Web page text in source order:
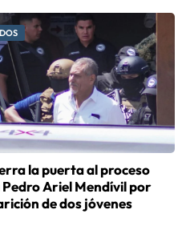
la puerta al proceso
Ariel Mendívil por
de dos jóvenes